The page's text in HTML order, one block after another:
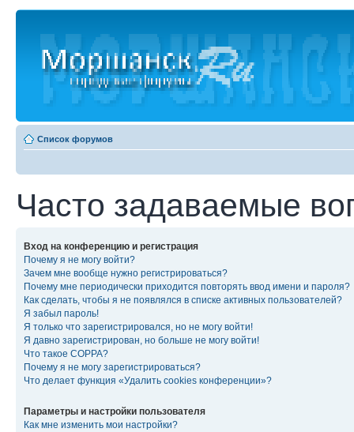
Список форумов
Часто задаваемые
Вход на конференцию и регистрация
Почему я не могу войти?
Зачем мне вообще нужно регистрироваться?
Почему мне периодически приходится повторять ввод имени и пароля?
Как сделать, чтобы я не появлялся в списке активных пользователей?
Я забыл пароль!
Я только что зарегистрировался, но не могу войти!
Я давно зарегистрирован, но больше не могу войти!
Что такое COPPA?
Почему я не могу зарегистрироваться?
Что делает функция «Удалить cookies конференции»?
Параметры и настройки пользователя
Как мне изменить мои настройки?